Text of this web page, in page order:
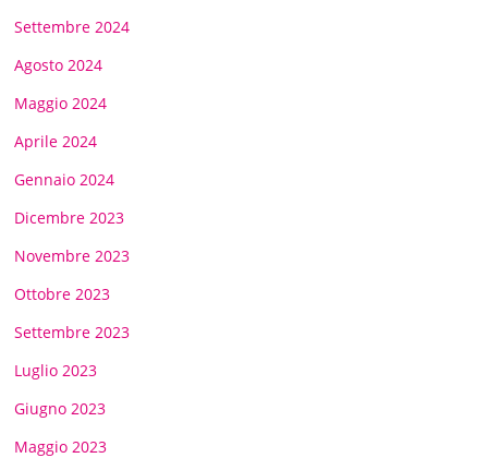
Settembre 2024
Agosto 2024
Maggio 2024
Aprile 2024
Gennaio 2024
Dicembre 2023
Novembre 2023
Ottobre 2023
Settembre 2023
Luglio 2023
Giugno 2023
Maggio 2023